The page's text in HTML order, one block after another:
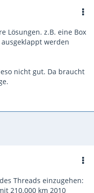
Lösungen. z.B. eine Box
werden
nicht gut. Da braucht
Threads einzugehen:
210.000 km 2010